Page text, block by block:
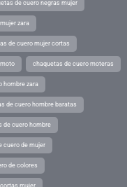
de cuero negras mujer
zara
de cuero mujer cortas
chaquetas de cuero moteras
hombre zara
de cuero hombre baratas
de cuero hombre
cuero de mujer
de colores